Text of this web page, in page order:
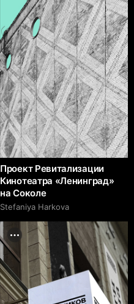
Проект Ревитализации
Кинотеатра «Ленинград»
на Соколе
Stefaniya Harkova